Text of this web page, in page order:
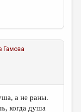
Гамова
а не раны.
когда душа